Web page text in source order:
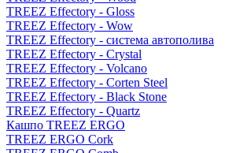
TREEZ Effectory - Gloss
TREEZ Effectory - Wow
TREEZ Effectory - система автополива
TREEZ Effectory - Crystal
TREEZ Effectory - Volcano
TREEZ Effectory - Corten Steel
TREEZ Effectory - Black Stone
TREEZ Effectory - Quartz
Кашпо TREEZ ERGO
TREEZ ERGO Cork